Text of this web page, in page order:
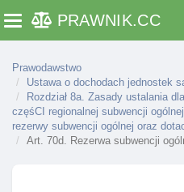
Toggle navigation
PRAWNIK.CC
Prawodawstwo
Ustawa o dochodach jednostek
Rozdział 8a. Zasady ustalania
częśCI regionalnej subwencji
rezerwy subwencji ogólnej oraz
Art. 70d. Rezerwa subwencji
subwencji ogólnej dla
Art. 35. Terminy
Art. 36. Rozliczanie
wyrównawczej,
subwencji ogólnej